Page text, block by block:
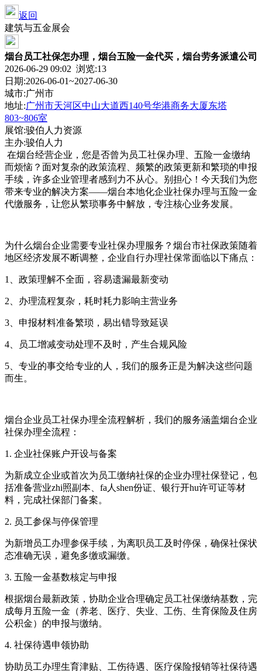
返回
建筑与五金展会
烟台员工社保怎办理，烟台五险一金代买，烟台劳务派遣公司
2026-06-29 09:02 浏览:13
日期:2026-06-01~2027-06-30
城市:广州市
地址:广州市天河区中山大道西140号华港商务大厦东塔
803~806室
展馆:骏伯人力资源
主办:骏伯人力
在烟台经营企业，您是否曾为员工社保办理、五险一金缴纳
而烦恼？面对复杂的政策流程、频繁的政策更新和繁琐的申报
手续，许多企业管理者感到力不从心。别担心！今天我们为您
带来专业的解决方案——烟台本地化企业社保办理与五险一金
代缴服务，让您从繁琐事务中解放，专注核心业务发展。
为什么烟台企业需要专业社保办理服务？烟台市社保政策随着
地区经济发展不断调整，企业自行办理社保常面临以下痛点：
1、政策理解不全面，容易遗漏最新变动
2、办理流程复杂，耗时耗力影响主营业务
3、申报材料准备繁琐，易出错导致延误
4、员工增减变动处理不及时，产生合规风险
5、专业的事交给专业的人，我们的服务正是为解决这些问题
而生。
烟台企业员工社保办理全流程解析，我们的服务涵盖烟台企业
社保办理全流程：
1. 企业社保账户开设与备案
为新成立企业或首次为员工缴纳社保的企业办理社保登记，包
括准备营业zhi照副本、fa人shen份证、银行开hu许可证等材
料，完成社保部门备案。
2. 员工参保与停保管理
为新增员工办理参保手续，为离职员工及时停保，确保社保状
态准确无误，避免多缴或漏缴。
3. 五险一金基数核定与申报
根据烟台最新政策，协助企业合理确定员工社保缴纳基数，完
成每月五险一金（养老、医疗、失业、工伤、生育保险及住房
公积金）的申报与缴纳。
4. 社保待遇申领协助
协助员工办理生育津贴、工伤待遇、医疗保险报销等社保待遇